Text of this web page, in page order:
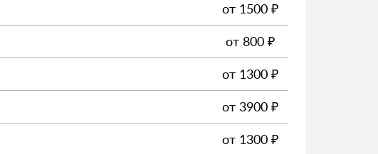
от 1500 ₽
от 800 ₽
от 1300 ₽
от 3900 ₽
от 1300 ₽